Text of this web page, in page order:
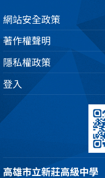
網站安全政策
著作權聲明
隱私權政策
登入
高雄市立新莊高級中學